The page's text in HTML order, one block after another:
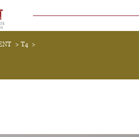
BUDGET
T4